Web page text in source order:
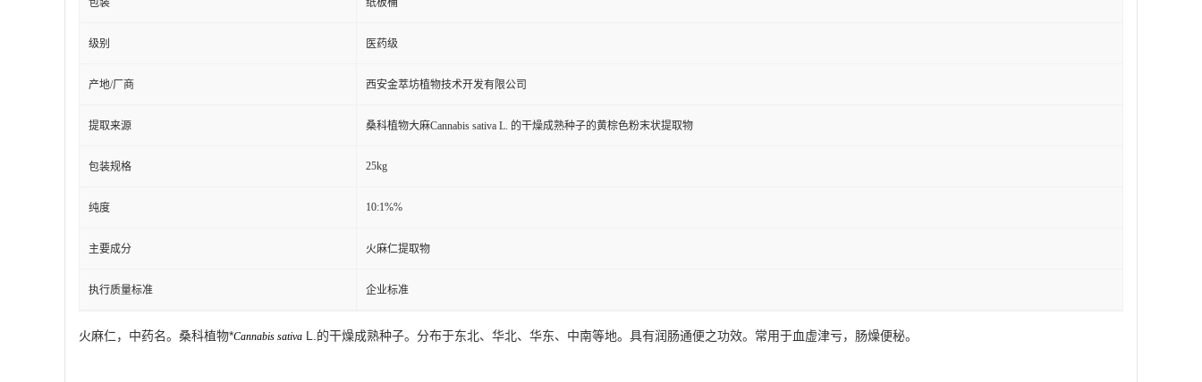
包装 纸板桶
级别 医药级
产地/厂商 西安金萃坊植物技术开发有限公司
提取来源 桑科植物大麻Cannabis sativa L. 的干燥成熟种子的黄棕色粉末状提取物
包装规格 25kg
纯度 10:1%%
主要成分 火麻仁提取物
执行质量标准 企业标准
火麻仁，中药名。桑科植物*Cannabis sativa L. 的干燥成熟种子。分布于东北、华北、华东、中南等地。具有润肠通便之功效。常用于血虚津亏，肠燥便秘。